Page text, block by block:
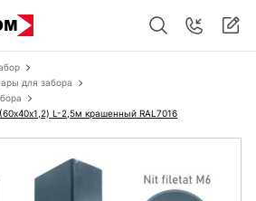
для забора
L-2,5м крашенный RAL7016